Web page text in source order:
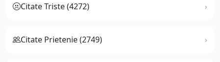
Citate Triste (4272)
Citate Prietenie (2749)